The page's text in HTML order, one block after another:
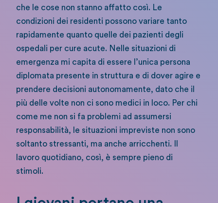
che le cose non stanno affatto così. Le
condizioni dei residenti possono variare tanto
rapidamente quanto quelle dei pazienti degli
ospedali per cure acute. Nelle situazioni di
emergenza mi capita di essere l’unica persona
diplomata presente in struttura e di dover agire e
prendere decisioni autonomamente, dato che il
più delle volte non ci sono medici in loco. Per chi
come me non si fa problemi ad assumersi
responsabilità, le situazioni impreviste non sono
soltanto stressanti, ma anche arricchenti. Il
lavoro quotidiano, così, è sempre pieno di
stimoli.